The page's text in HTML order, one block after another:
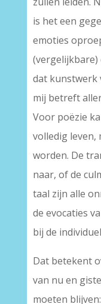
is het een
emoties
(vergelijkbare)
dat kunstwerk
mij betreft
Voor poëzie
volledig
worden. De
naar, of de
taal zijn alle
de evocaties
bij de
Dat betekent
van nu en
moeten blijven: